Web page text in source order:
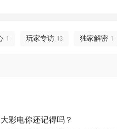
1 玩家专访 13 独家解密 1
彩电你还记得吗？